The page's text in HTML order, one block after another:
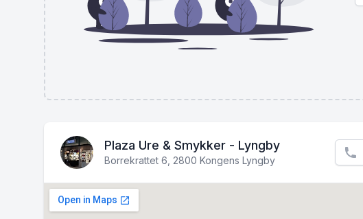
Plaza Ure & Smykker - Lyngby
Borrekrattet 6, 2800 Kongens Lyngby